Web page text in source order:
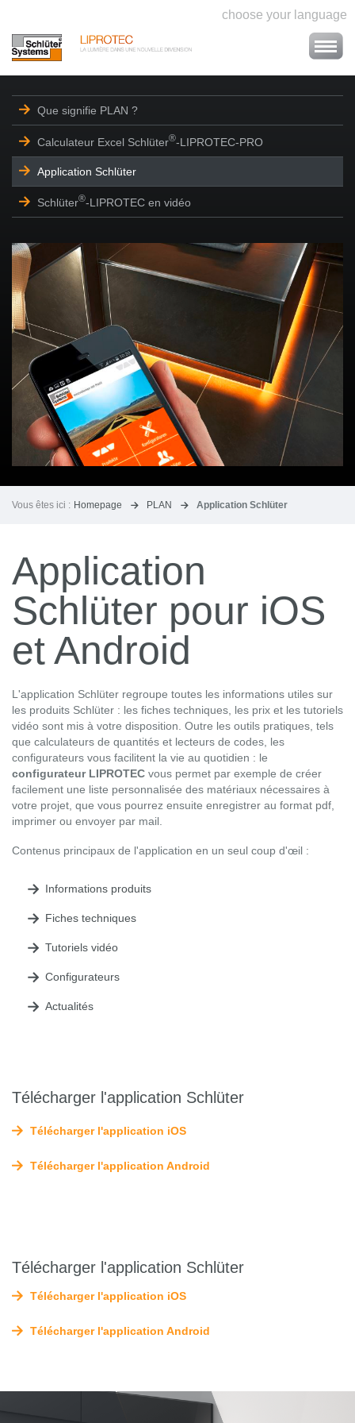
choose your language
Que signifie PLAN ?
Calculateur Excel Schlüter®-LIPROTEC-PRO
Application Schlüter
Schlüter®-LIPROTEC en vidéo
Vous êtes ici : Homepage PLAN Application Schlüter
Application
Schlüter pour iOS
et Android
L'application Schlüter regroupe toutes les informations utiles sur
les produits Schlüter : les fiches techniques, les prix et les tutoriels
vidéo sont mis à votre disposition. Outre les outils pratiques, tels
que calculateurs de quantités et lecteurs de codes, les
configurateurs vous facilitent la vie au quotidien : le
configurateur LIPROTEC vous permet par exemple de créer
facilement une liste personnalisée des matériaux nécessaires à
votre projet, que vous pourrez ensuite enregistrer au format pdf,
imprimer ou envoyer par mail.
Contenus principaux de l'application en un seul coup d'œil :
Informations produits
Fiches techniques
Tutoriels vidéo
Configurateurs
Actualités
Télécharger l'application Schlüter
Télécharger l'application iOS
Télécharger l'application Android
Télécharger l'application Schlüter
Télécharger l'application iOS
Télécharger l'application Android